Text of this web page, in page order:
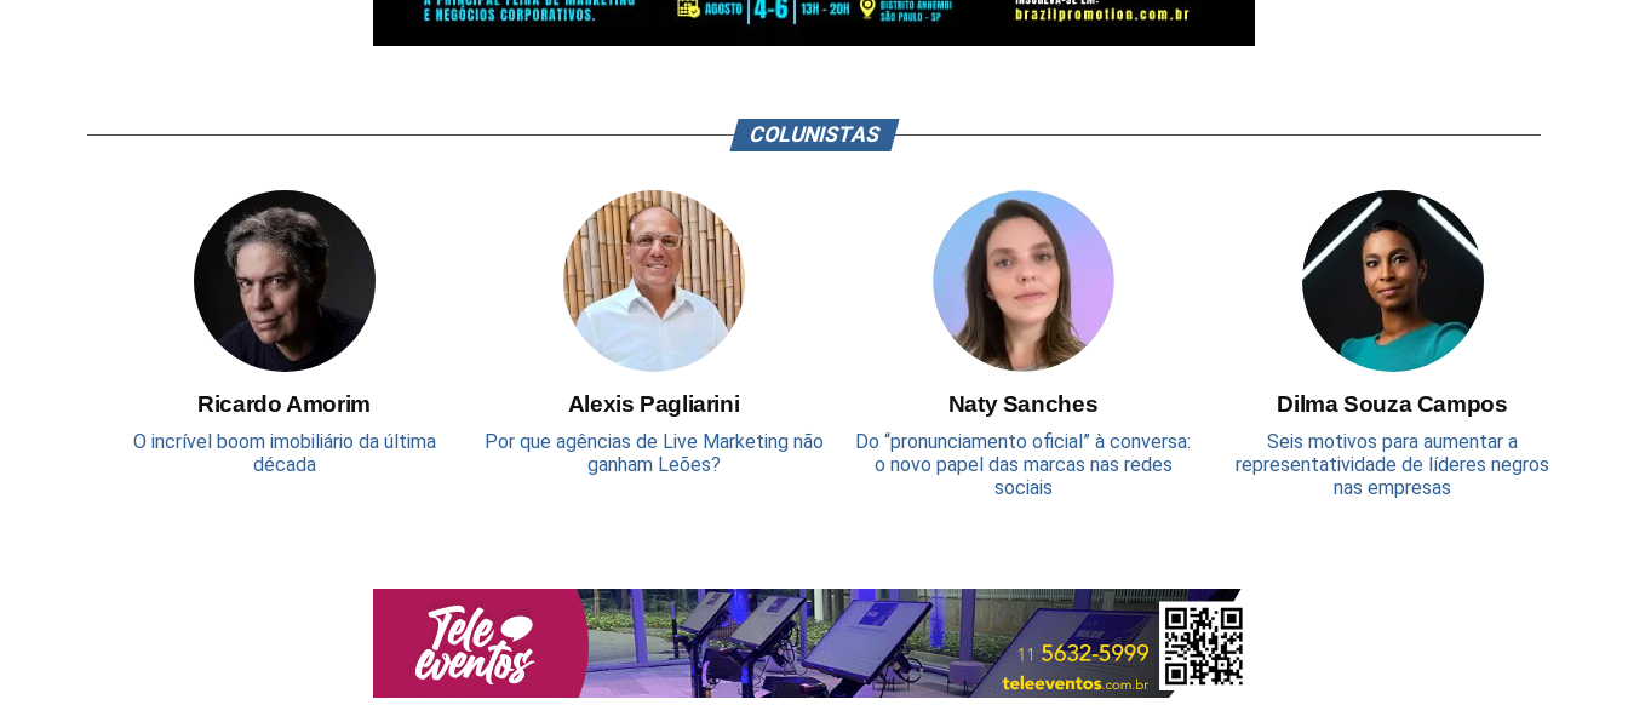
COLUNISTAS
Ricardo Amorim
O incrível boom imobiliário da última
década
Alexis Pagliarini
Por que agências de Live Marketing não
ganham Leões?
Naty Sanches
Do “pronunciamento oficial” à conversa:
o novo papel das marcas nas redes
sociais
Dilma Souza Campos
Seis motivos para aumentar a
representatividade de líderes negros
nas empresas